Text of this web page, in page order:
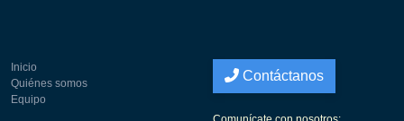
Inicio
Quiénes somos
Equipo
Contáctanos